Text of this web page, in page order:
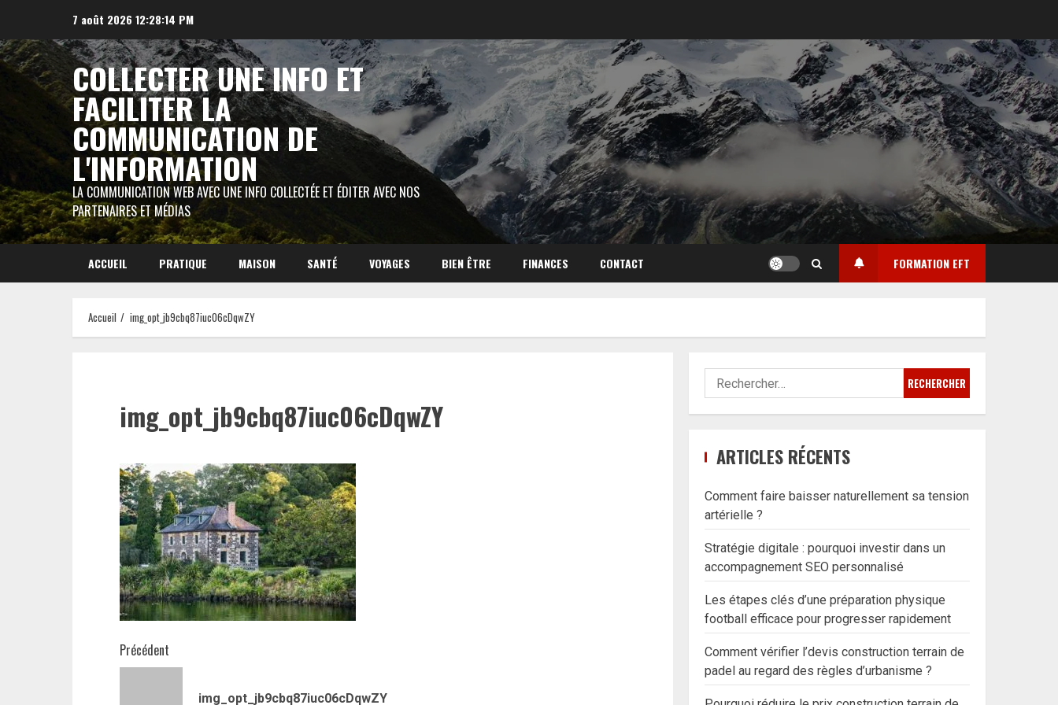
contenu
7 août 2026 12:28:15 PM
COLLECTER UNE INFO ET
FACILITER LA
COMMUNICATION DE
L'INFORMATION
LA COMMUNICATION WEB AVEC UNE INFO COLLECTÉE ET ÉDITER AVEC NOS
PARTENAIRES ET MÉDIAS
ACCUEIL PRATIQUE MAISON SANTÉ VOYAGES BIEN ÊTRE FINANCES CONTACT FORMATION EFT
Accueil img_opt_jb9cbq87iuc06cDqwZY
img_opt_jb9cbq87iuc06cDqwZY
Navigation
Précédent
Article
img_opt_jb9cbq87iuc06cDqwZY
Rechercher :
ARTICLES RÉCENTS
Comment faire baisser naturellement sa tension
artérielle ?
Stratégie digitale : pourquoi investir dans un
accompagnement SEO personnalisé
Les étapes clés d’une préparation physique
football efficace pour progresser rapidement
Comment vérifier l’devis construction terrain de
padel au regard des règles d’urbanisme ?